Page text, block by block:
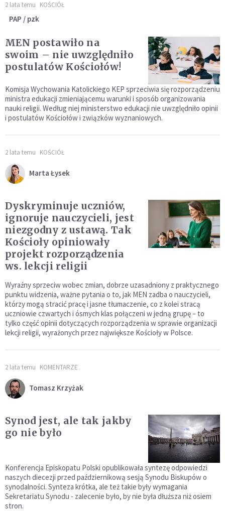
2 lata temu KOŚCIÓŁ
PAP / pzk
MEN postawiło na
swoim – nie uwzględniło
postulatów Kościołów!
Komisja Wychowania Katolickiego KEP sprzeciwia się rozporządzeniu
ministra edukacji zmieniającemu warunki i sposób organizowania
nauki religii. Według niej ministerstwo edukacji nie uwzględniło opinii
i postulatów Kościołów i związków wyznaniowych.
2 lata temu KOŚCIÓŁ
Marta Łysek
Dyskryminuje uczniów,
ignoruje nauczycieli, jest
niezgodny z ustawą. Tak
Kościoły opiniowały
projekt rozporządzenia
ws. lekcji religii
Wyraźny sprzeciw wobec zmian, dobrze uzasadniony z praktycznego
punktu widzenia, ważne pytania o to, jak MEN zadba o nauczycieli,
którzy mogą stracić pracę i jasne tłumaczenie, co z kolei stracą
uczniowie czwartych i ósmych klas połączeni w jedną grupę – to
tylko część opinii dotyczących rozporządzenia w sprawie organizacji
lekcji religii, wyrażonych przez największe Kościoły w Polsce.
2 lata temu KOMENTARZE
Tomasz Krzyżak
Synod jest, ale tak jakby
go nie było
Konferencja Episkopatu Polski opublikowała syntezę odpowiedzi
naszych diecezji przed październikową sesją Synodu Biskupów o
synodalności. Synteza krótka, ale też takie były wymagania
Sekretariatu Synodu - zalecenie było, by nie była dłuższa niż osiem
stron.